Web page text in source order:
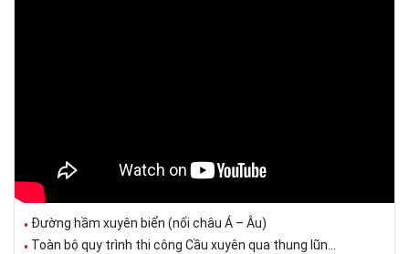
Đường hầm xuyên biển (nối châu Á – Âu)
Toàn bộ quy trình thi công Cầu xuyên qua thung lũn...